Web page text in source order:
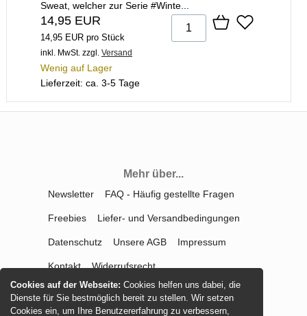
Cookies auf der Webseite:Cookies helfen uns dabei, die
Dienste für Sie bestmöglich bereit zu stellen. Wir setzen
Cookies ein, um Ihre Benutzererfahrung zu verbessern,
Sweat, welcher zur Serie #Winte...
14,95 EUR
14,95 EUR pro Stück
inkl. MwSt. zzgl. Versand
Wenig auf Lager
Lieferzeit: ca. 3-5 Tage
Mehr über...
Newsletter FAQ - Häufig gestellte Fragen
Freebies Liefer- und Versandbedingungen
Datenschutz Unsere AGB Impressum
Kontakt Widerrufsrecht
Vertrag widerrufen